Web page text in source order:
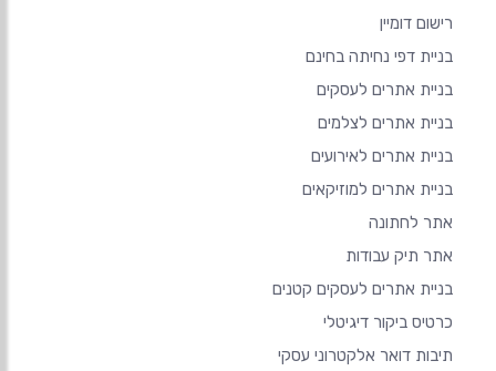
רישום דומיין
בניית דפי נחיתה בחינם
בניית אתרים לעסקים
בניית אתרים לצלמים
בניית אתרים לאירועים
בניית אתרים למוזיקאים
אתר לחתונה
אתר תיק עבודות
בניית אתרים לעסקים קטנים
כרטיס ביקור דיגיטלי
תיבות דואר אלקטרוני עסקי